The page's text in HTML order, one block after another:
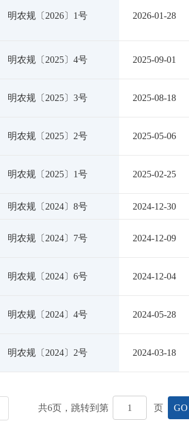
明农规〔2026〕1号 2026-01-28
明农规〔2025〕4号 2025-09-01
明农规〔2025〕3号 2025-08-18
明农规〔2025〕2号 2025-05-06
明农规〔2025〕1号 2025-02-25
明农规〔2024〕8号 2024-12-30
明农规〔2024〕7号 2024-12-09
明农规〔2024〕6号 2024-12-04
明农规〔2024〕4号 2024-05-28
明农规〔2024〕2号 2024-03-18
共6页，跳转到第 页 GO